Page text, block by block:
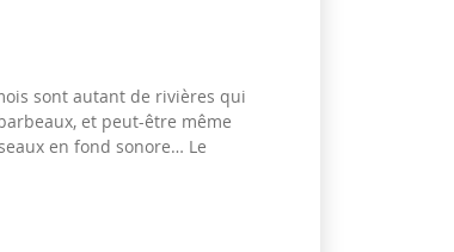
sont autant de rivières qui
et peut-être même
en fond sonore… Le